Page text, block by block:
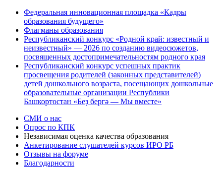
Федеральная инновационная площадка «Кадры
образования будущего»
Флагманы образования
Республиканский конкурс «Родной край: известный и
неизвестный» — 2026 по созданию видеосюжетов,
посвященных достопримечательностям родного края
Республиканский конкурс успешных практик
просвещения родителей (законных представителей)
детей дошкольного возраста, посещающих дошкольные
образовательные организации Республики
Башкортостан «Беҙ бергә — Мы вместе»
СМИ о нас
Опрос по КПК
Независимая оценка качества образования
Анкетирование слушателей курсов ИРО РБ
Отзывы на форуме
Благодарности